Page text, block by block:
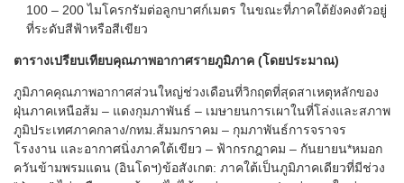
100 – 200 ไมโครกรัมต่อลูกบาศก์เมตร ในขณะที่ภาคใต้ยังคงตัวอยู่
ที่ระดับสีฟ้าหรือสีเขียว
ตารางเปรียบเทียบคุณภาพอากาศรายภูมิภาค (โดยประมาณ)
ภูมิภาคคุณภาพอากาศส่วนใหญ่ช่วงเดือนที่วิกฤตที่สุดสาเหตุหลักของ
ฝุ่นภาคเหนือส้ม – แดงกุมภาพันธ์ – เมษายนการเผาในที่โล่งและสภาพ
ภูมิประเทศภาคกลาง/กทม.ส้มมกราคม – กุมภาพันธ์การจราจร
โรงงาน และอากาศนิ่งภาคใต้เขียว – ฟ้ากรกฎาคม – กันยายน*หมอก
ควันข้ามพรมแดน (อินโดฯ)ข้อสังเกต: ภาคใต้เป็นภูมิภาคเดียวที่มีช่วง